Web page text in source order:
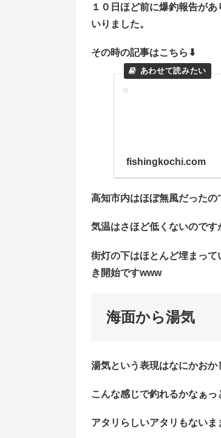
１０日ほど前に爆釣報告が
いりました。
その時の記事はこちら⬇
fishingkochi.com
高知市内はほぼ無風だった
気温はさほど低くないのです
街灯の下はほとんど埋まっ
き開始ですwww
海面から湯気
湯気という表現はなにかお
こんな感じで釣れるかなぁ
アタリらしいアタリもない